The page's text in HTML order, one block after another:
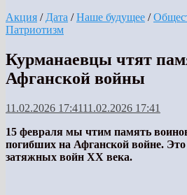
Акция / Дата /Наше будущее /
Патриотизм
Курманаевцы чтят
Афганской войны
11.02.2026 17:4111.02.2026 17:41
15 февраля мы чтим память
погибших на Афганской войне.
затяжных войн XX века.